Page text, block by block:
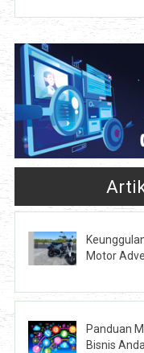
Motor
Panduan
Bisnis